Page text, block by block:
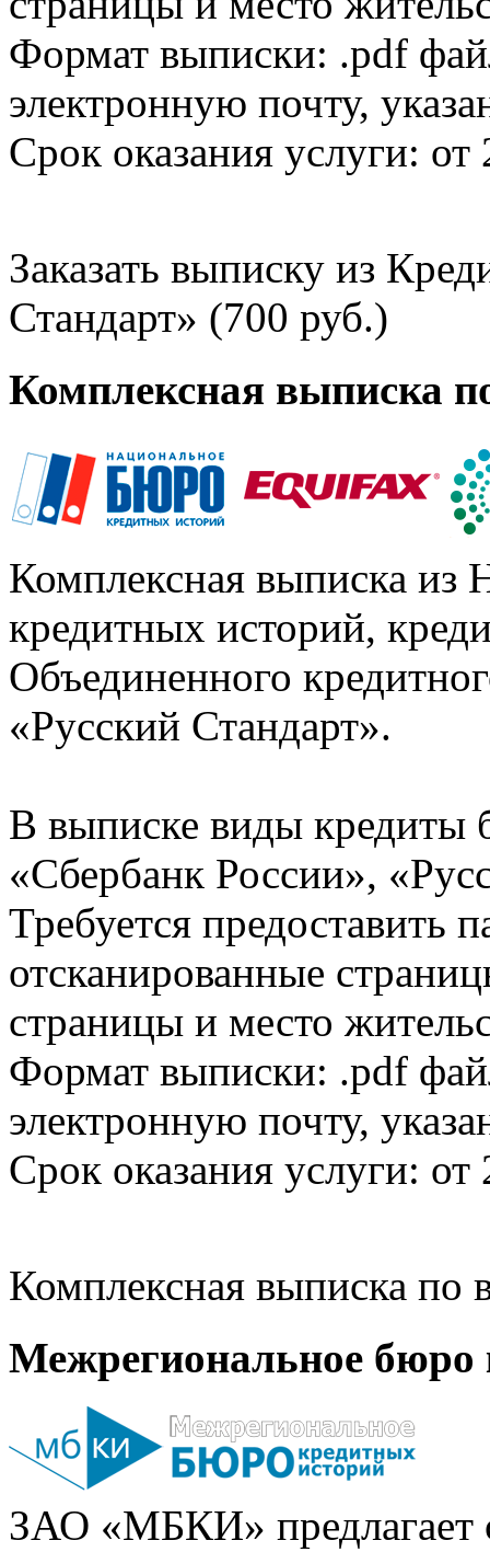
Формат выписки: .pdf
электронную почту,
Срок оказания услуги: от
Заказать выписку из
Стандарт» (700 руб.)
Комплексная выписка
Комплексная выписка из
кредитных историй,
Объединенного
«Русский Стандарт».
В выписке виды кредиты
«Сбербанк России»,
Требуется предоставить
отсканированные
страницы и место
Формат выписки: .pdf
электронную почту,
Срок оказания услуги: от
Комплексная выписка
Межрегиональное бюро
ЗАО «МБКИ» предлагает